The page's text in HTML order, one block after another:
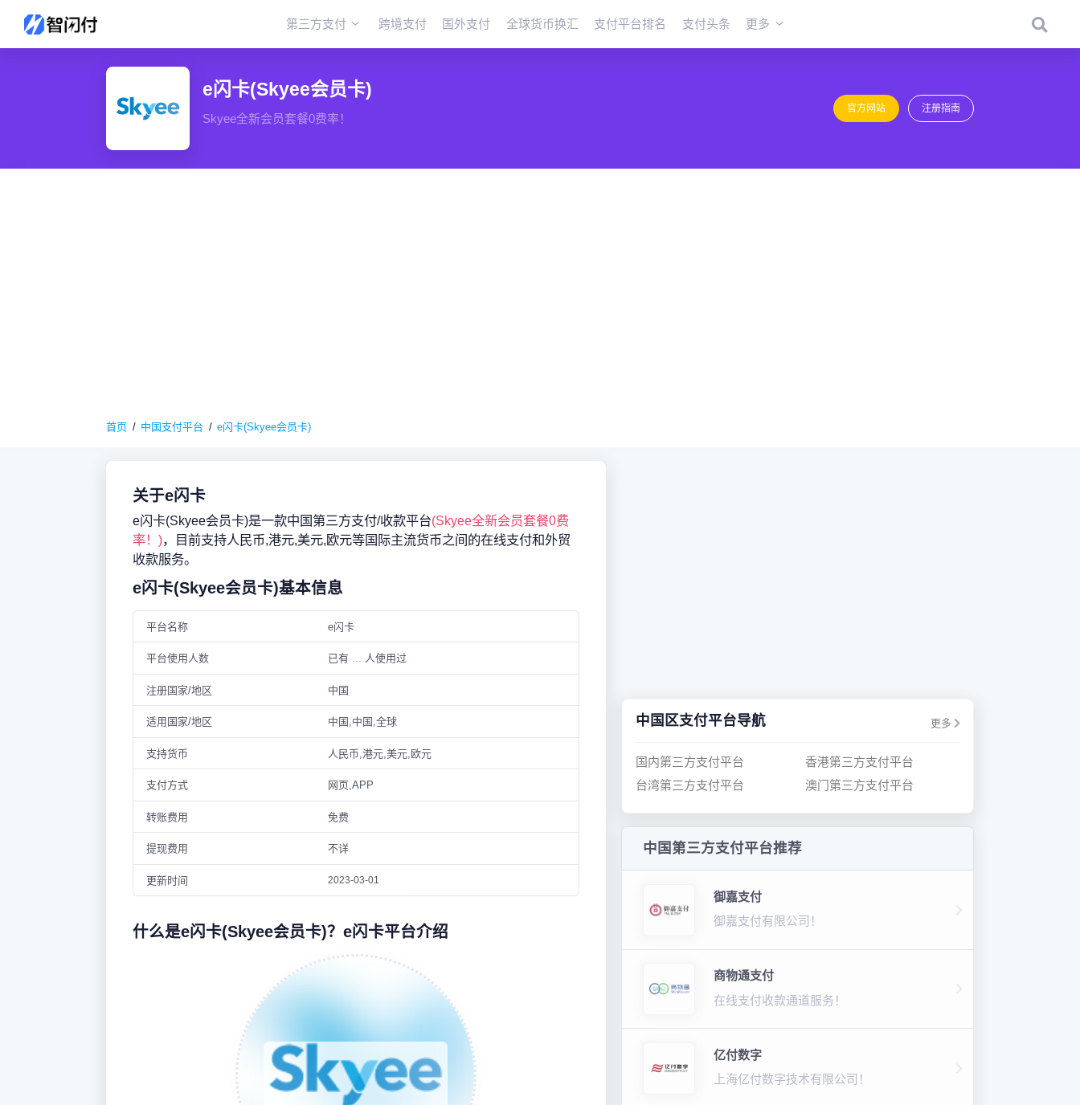
第三方支付 跨境支付 国外支付 全球货币换汇 支付平台排名 支付头条 更多
e闪卡(Skyee会员卡)
Skyee全新会员套餐0费率！
官方网站 注册指南
首页 中国支付平台 e闪卡(Skyee会员卡)
关于e闪卡
e闪卡(Skyee会员卡)是一款中国第三方支付/收款平台(Skyee全新会员套餐0费
率！)，目前支持人民币,港元,美元,欧元等国际主流货币之间的在线支付和外贸
收款服务。
e闪卡(Skyee会员卡)基本信息
平台名称 e闪卡
平台使用人数 已有 ... 人使用过
注册国家/地区 中国
适用国家/地区 中国,中国,全球
支持货币 人民币,港元,美元,欧元
支付方式 网页,APP
转账费用 免费
提现费用 不详
更新时间 2023-03-01
什么是e闪卡(Skyee会员卡)？e闪卡平台介绍
中国区支付平台导航 更多
国内第三方支付平台
香港第三方支付平台
台湾第三方支付平台
澳门第三方支付平台
中国第三方支付平台推荐
御嘉支付
御嘉支付有限公司！
商物通支付
在线支付收款通道服务！
亿付数字
上海亿付数字技术有限公司！